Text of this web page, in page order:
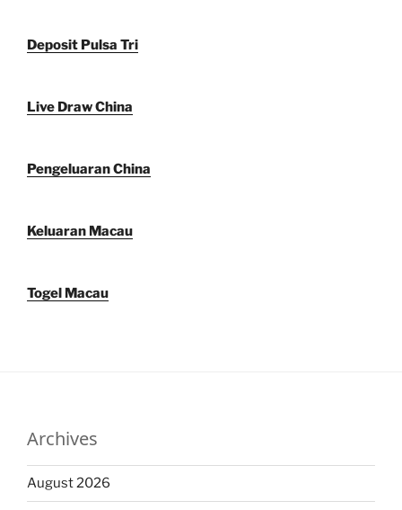
Deposit Pulsa Tri
Live Draw China
Pengeluaran China
Keluaran Macau
Togel Macau
Archives
August 2026